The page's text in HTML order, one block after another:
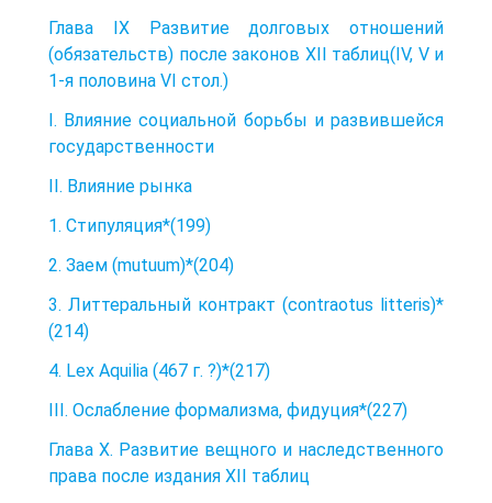
Глава IX Развитие долговых отношений
(обязательств) после законов XII таблиц(IV, V и
1-я половина VI стол.)
I. Влияние социальной борьбы и развившейся
государственности
II. Влияние рынка
1. Стипуляция*(199)
2. Заем (mutuum)*(204)
3. Литтеральный контракт (contraotus litteris)*
(214)
4. Lex Aquilia (467 г. ?)*(217)
III. Ослабление формализма, фидуция*(227)
Глава X. Развитие вещного и наследственного
права после издания XII таблиц